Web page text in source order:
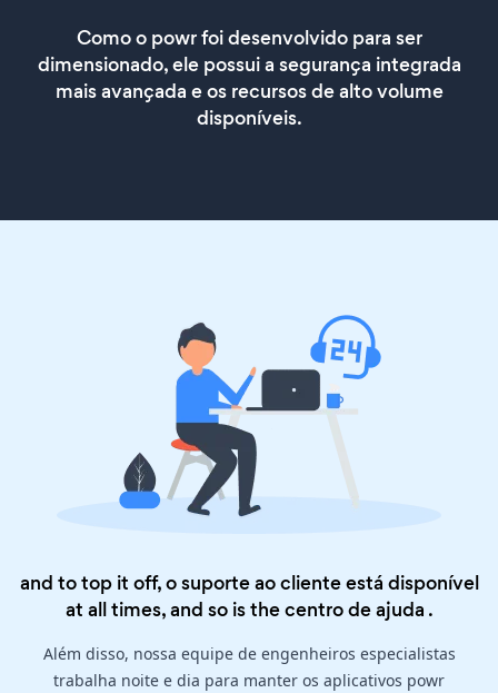
Como o powr foi desenvolvido para ser
dimensionado, ele possui a segurança integrada
mais avançada e os recursos de alto volume
disponíveis.
and to top it off, o suporte ao cliente está disponível
at all times, and so is thecentro de ajuda .
Além disso, nossa equipe de engenheiros especialistas
trabalha noite e dia para manter os aplicativos powr